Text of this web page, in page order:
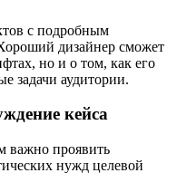
с подробным
дизайнер сможет
но и о том, как его
задачи аудитории.
кейса
важно проявить
нужд целевой